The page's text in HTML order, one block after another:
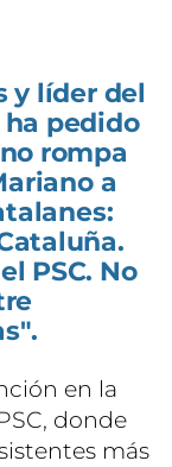
y líder del
ha pedido
rompa
a
PSC. No
en la
donde
más